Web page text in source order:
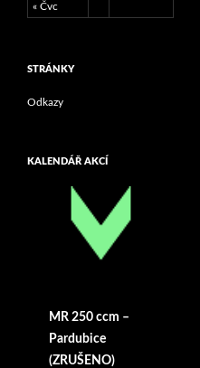
« Čvc
STRÁNKY
Odkazy
KALENDÁŘ AKCÍ
MR 250 ccm –
Pardubice
(ZRUŠENO)